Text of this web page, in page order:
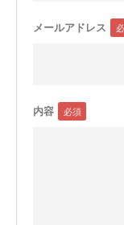
メールアドレス
内容